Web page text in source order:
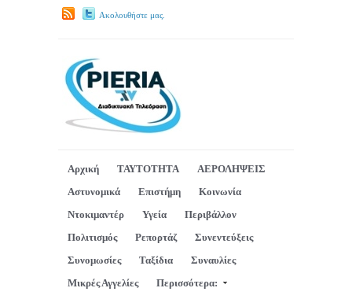
Ακολουθήστε μας.
Αρχική ΤΑΥΤΟΤΗΤΑ
ΑΕΡΟΛΗΨΕΙΣ
Αστυνομικά
Επιστήμη
Κοινωνία
Ντοκιμαντέρ
Υγεία
Περιβάλλον
Πολιτισμός
Ρεπορτάζ
Συνεντεύξεις
Συνομωσίες
Ταξίδια
Συναυλίες
Μικρές Αγγελίες
Περισσότερα: